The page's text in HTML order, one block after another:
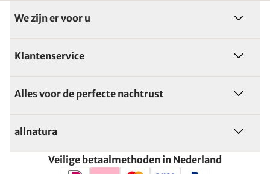
We zijn er voor u
Klantenservice
Alles voor de perfecte nachtrust
allnatura
Veilige betaalmethoden in Nederland